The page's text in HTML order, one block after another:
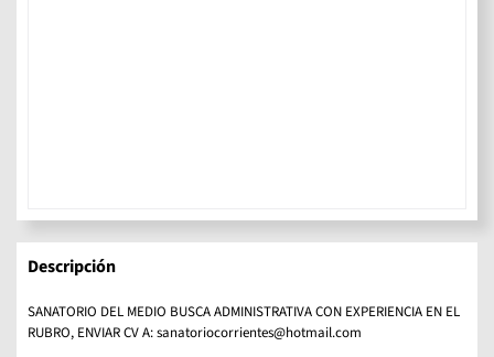
Descripción
SANATORIO DEL MEDIO BUSCA ADMINISTRATIVA CON EXPERIENCIA EN EL
RUBRO, ENVIAR CV A: sanatoriocorrientes@hotmail.com